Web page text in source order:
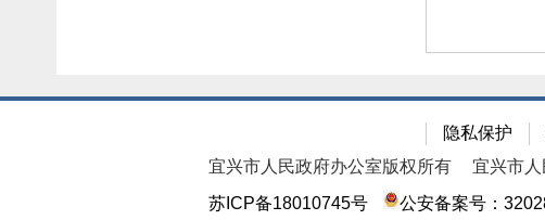
隐私保护
宜兴市人民政府办公室版权所有
宜兴市
苏ICP备18010745号
公安备案号：